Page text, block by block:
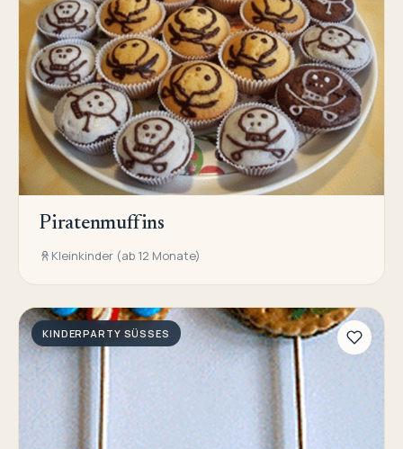
Piratenmuffins
Kleinkinder (ab 12 Monate)
KINDERPARTY SÜSSES